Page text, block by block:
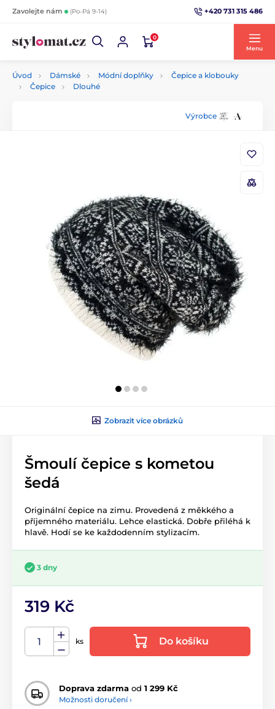
Zavolejte nám (Po-Pá 9-14) +420 731 315 486
0
Menu
Úvod Dámské Módní doplňky
Čepice a klobouky
Čepice
Dlouhé
Výrobce
Zobrazit více obrázků
Šmoulí čepice s kometou
šedá
Originální čepice na zimu. Provedená z měkkého a
příjemného materiálu. Lehce elastická. Dobře přiléhá k
hlavě. Hodí se ke každodenním stylizacím.
3 dny
319 Kč
ks Do košíku
Doprava zdarma od 1 299 Kč
Možnosti doručení ›